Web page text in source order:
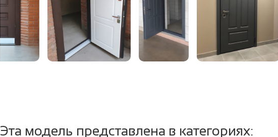
Эта модель представлена в категориях: